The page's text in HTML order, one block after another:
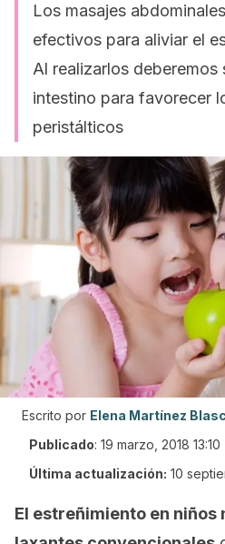
Los masajes
efectivos para aliviar el
Al realizarlos
intestino para favorecer
peristálticos
Escrito por Elena Martínez
Publicado: 19 marzo, 2018 13:10
Última actualización: 10
El estreñimiento en niños